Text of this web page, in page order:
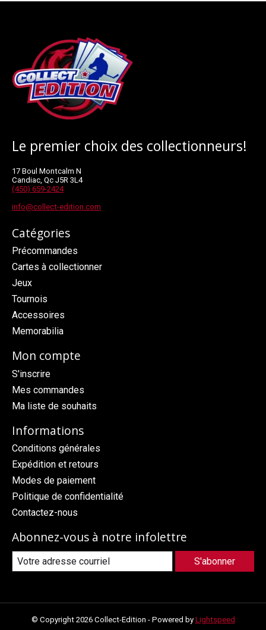
Le premier choix des collectionneurs!
17 Boul Montcalm N
Candiac, Qc J5R 3L4
(450) 659-2424
info@collect-edition.com
Catégories
Précommandes
Cartes à collectionner
Jeux
Tournois
Accessoires
Memorabilia
Mon compte
S'inscrire
Mes commandes
Ma liste de souhaits
Informations
Conditions générales
Expédition et retours
Modes de paiement
Politique de confidentialité
Contactez-nous
Abonnez-vous à notre infolettre
S'abonner
© Copyright 2026 Collect-Edition - Powered by Lightspeed